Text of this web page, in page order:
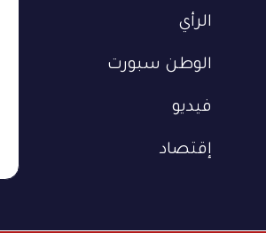
الرأي
الوطن سبورت
فيديو
إقتصاد